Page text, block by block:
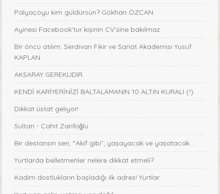
Palyaçoyu kim güldürsün? Gökhan ÖZCAN
Ayinesi Facebook’tur kişinin CV’sine bakılmaz
Bir öncü atılım: Serdivan Fikir ve Sanat Akademisi Yusuf
KAPLAN
AKSARAY GEREKLIDIR.
KENDİ KARİYERİNİZİ BALTALAMANIN 10 ALTIN KURALI (!)
Dikkat üstat geliyor!
Sultan - Cahit Zarifoğlu
Bir destansın sen, “Akif gibi”; yaşayacak ve yaşatacak...
Yurtlarda belletmenler nelere dikkat etmeli?
Kadim dostlukların başladığı ilk adres! Yurtlar